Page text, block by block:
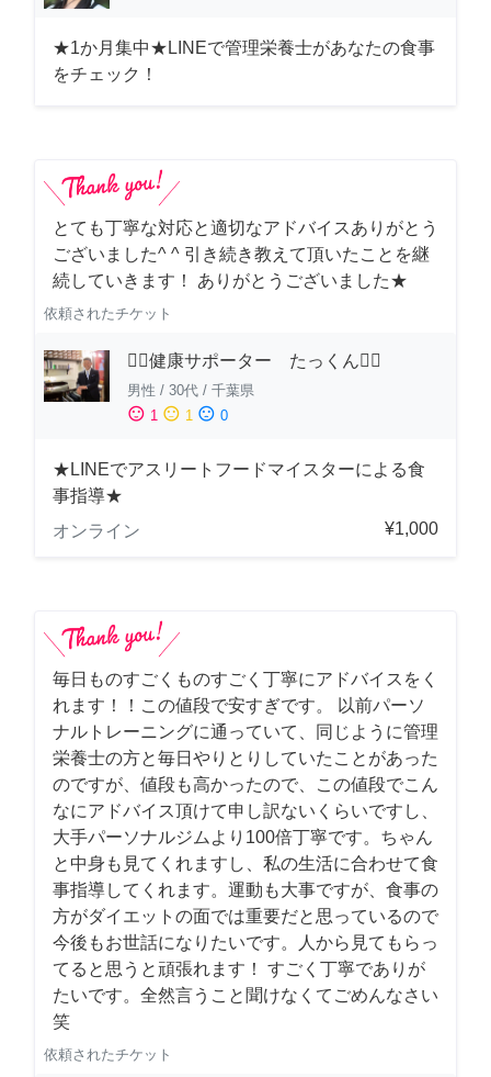
★1か月集中★LINEで管理栄養士があなたの食事
をチェック！
とても丁寧な対応と適切なアドバイスありがとう
ございました^ ^ 引き続き教えて頂いたことを継
続していきます！ ありがとうございました★
依頼されたチケット
🏋️‍♂️健康サポーター たっくん🏋️‍♂️
男性 / 30代 / 千葉県
sentiment_satisfied 1 sentiment_neutral 1 sentiment_dissatisfied 0
★LINEでアスリートフードマイスターによる食
事指導★
オンライン
¥1,000
毎日ものすごくものすごく丁寧にアドバイスをく
れます！！この値段で安すぎです。 以前パーソ
ナルトレーニングに通っていて、同じように管理
栄養士の方と毎日やりとりしていたことがあった
のですが、値段も高かったので、この値段でこん
なにアドバイス頂けて申し訳ないくらいですし、
大手パーソナルジムより100倍丁寧です。ちゃん
と中身も見てくれますし、私の生活に合わせて食
事指導してくれます。運動も大事ですが、食事の
方がダイエットの面では重要だと思っているので
今後もお世話になりたいです。人から見てもらっ
てると思うと頑張れます！ すごく丁寧でありが
たいです。全然言うこと聞けなくてごめんなさい
笑
依頼されたチケット